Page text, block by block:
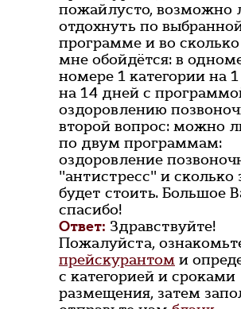
пожайлусто, возможно
отдохнуть по
программе и во
мне обойдётся: в
номере 1 категории на
на 14 дней с
оздоровлению
второй вопрос: можно
по двум программам:
оздоровление
"антистресс" и сколько
будет стоить. Большое
спасибо!
Ответ: Здравствуйте!
Пожалуйста,
прейскурантом и
с категорией и сроками
размещения, затем